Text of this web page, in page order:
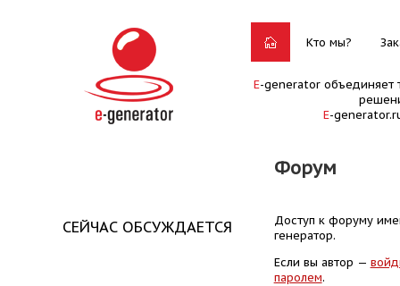
Кто мы?
E-generator объединяет
E-
Форум
СЕЙЧАС ОБСУЖДАЕТСЯ
Доступ к форуму
генератор.
Если вы автор —
паролем.